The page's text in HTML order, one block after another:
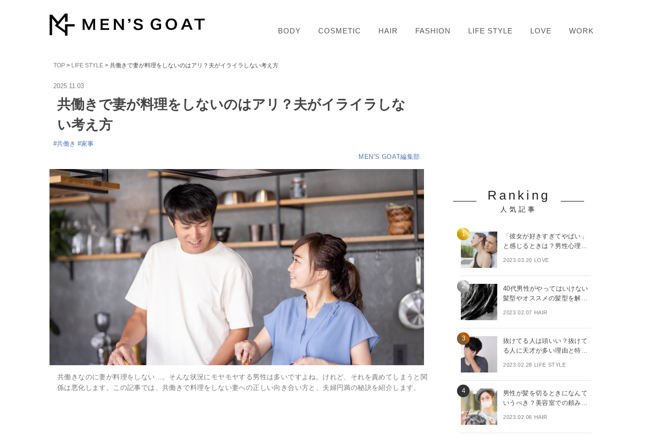
BODY COSMETIC HAIR FASHION LIFE STYLE LOVE WORK
TOP > LIFE STYLE > 共働きで妻が料理をしないのはアリ？夫がイライラしない考え方
2025.11.03
共働きで妻が料理をしないのはアリ？夫がイライラしな
い考え方
#共働き #家事
MEN'S GOAT編集部
共働きなのに妻が料理をしない…。そんな状況にモヤモヤする男性は多いですよね。けれど、それを責めてしまうと関
係は悪化します。この記事では、共働きで料理をしない妻への正しい向き合い方と、夫婦円満の秘訣を紹介します。
Ranking
人気記事
「彼女が好きすぎてやばい」
と感じるときは？男性心理と
2023.03.20 LOVE
40代男性がやってはいけない
髪型やオススメの髪型を解
2023.02.07 HAIR
抜けてる人は頭いい？抜けて
る人に天才が多い理由と特徴
2023.02.28 LIFE STYLE
男性が髪を切るときになんて
いうべき？美容室での頼み方
2023.02.06 HAIR